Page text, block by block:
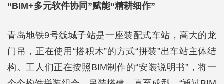
“BIM+多元软件协同”赋能“精耕细作”
青岛地铁9号线城子站是一座装配式车站，高大的龙
门吊，正在使用“搭积木”的方式“拼装”出车站主体结
构。工人们正在按照BIM制作的“安装说明书”，将一